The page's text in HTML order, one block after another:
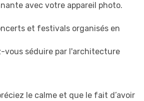
avec votre appareil photo.
et festivals organisés en
vous séduire par l'architecture
le calme et que le fait d’avoir